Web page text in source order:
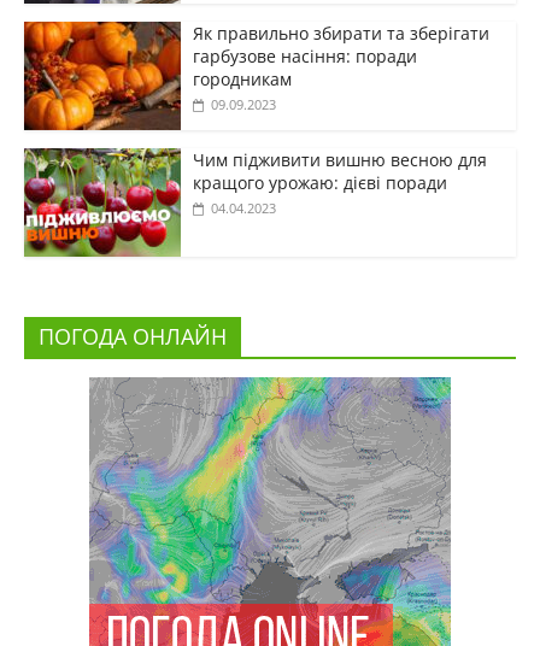
Як правильно збирати та зберігати
гарбузове насіння: поради
городникам
09.09.2023
Чим підживити вишню весною для
кращого урожаю: дієві поради
04.04.2023
ПОГОДА ОНЛАЙН